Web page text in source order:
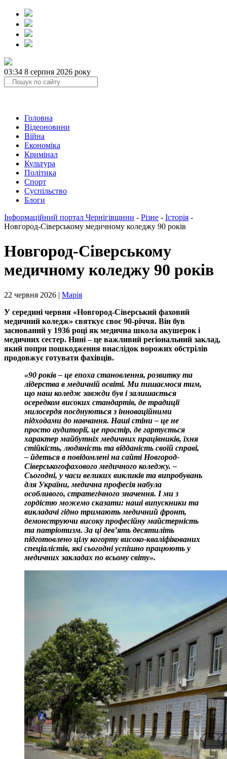
03:34 8 серпня 2026 року
Головна
Відеоновини
Війна
Економіка
Кримінал
Культура
Політика
Спорт
Суспільство
Блоги
Інформаційний портал Чернігівщини - Різне - Історія -
Новгород-Сіверському медичному коледжу 90 років
Новгород-Сіверському
медичному коледжу 90 років
22 червня 2026 | Марія
У середині червня «Новгород-Сіверський фаховий
медичний коледж» святкує своє 90-річчя. Він був
заснований у 1936 році як медична школа акушерок і
медичних сестер. Нині – це важливий регіональний заклад,
який попри пошкодження внаслідок ворожих обстрілів
продовжує готувати фахівців.
​«90 років – це епоха становлення, розвитку та
лідерства в медичній освіті. Ми пишаємося тим,
що наш коледж завжди був і залишається
осередком високих стандартів, де традиції
милосердя поєднуються з інноваційними
підходами до навчання. Наші стіни – це не
просто аудиторії, це простір, де гартується
характер майбутніх медичних працівників, їхня
стійкість, людяність та відданість своїй справі,
– йдеться в повідомлені на сайті Новгород-
Сіверськогофахового медичного коледжу. –
Сьогодні, у часи великих викликів та випробувань
для України, медична професія набула
особливого, стратегічного значення. І ми з
гордістю можемо сказати: наші випускники та
викладачі гідно тримають медичний фронт,
демонструючи високу професійну майстерність
та патріотизм. За ці дев’ять десятиліть
підготовлено цілу когорту високо-кваліфікованих
спеціалістів, які сьогодні успішно працюють у
медичних закладах по всьому світу».